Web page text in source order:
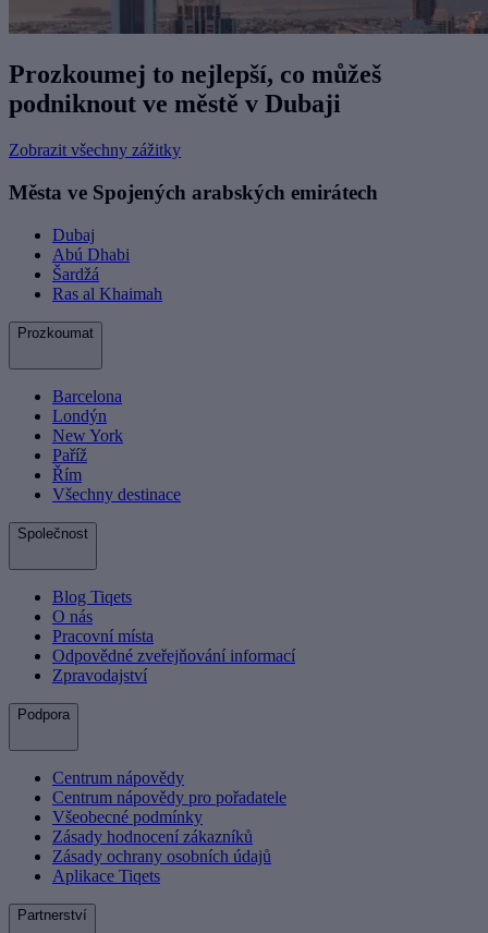
Prozkoumej to nejlepší, co můžeš
podniknout ve městě v Dubaji
Zobrazit všechny zážitky
Města ve Spojených arabských emirátech
Dubaj
Abú Dhabi
Šardžá
Ras al Khaimah
Prozkoumat
Barcelona
Londýn
New York
Paříž
Řím
Všechny destinace
Společnost
Blog Tiqets
O nás
Pracovní místa
Odpovědné zveřejňování informací
Zpravodajství
Podpora
Centrum nápovědy
Centrum nápovědy pro pořadatele
Všeobecné podmínky
Zásady hodnocení zákazníků
Zásady ochrany osobních údajů
Aplikace Tiqets
Partnerství